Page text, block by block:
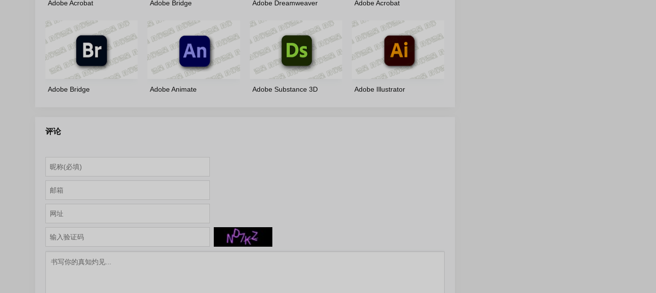
Adobe Acrobat
m0nkrus 多语言版
Adobe Bridge
言版
Adobe Dreamweaver
多语言版
Adobe Acrobat
by7997 绿色便携版
Adobe Bridge
Adobe Animate
Adobe Substance 3D
Adobe Illustrator
评论